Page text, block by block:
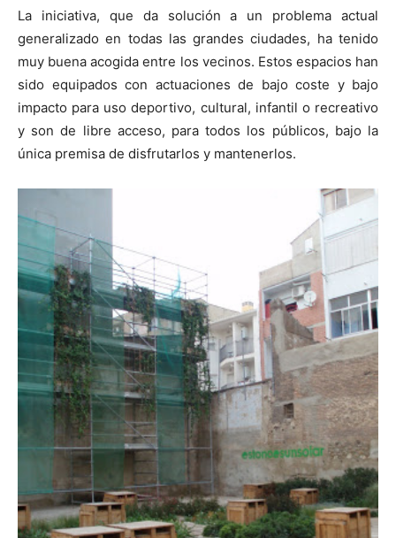
La iniciativa, que da solución a un problema actual
generalizado en todas las grandes ciudades, ha tenido
muy buena acogida entre los vecinos. Estos espacios han
sido equipados con actuaciones de bajo coste y bajo
impacto para uso deportivo, cultural, infantil o recreativo
y son de libre acceso, para todos los públicos, bajo la
única premisa de disfrutarlos y mantenerlos.